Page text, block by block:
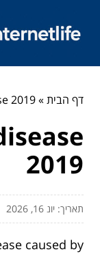
דף הבית»
2019
2019
תאריך: יונ 16, 2026
caused by